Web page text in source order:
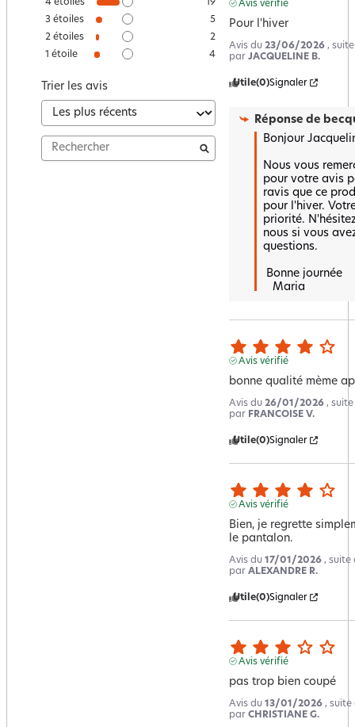
4 étoiles
19
3 étoiles
5
2 étoiles
2
1 étoile 4
Trier les avis
Avis vérifié
Pour l'hiver
Avis du 23/06/2026 ,
par JACQUELINE B.
Utile(0)Signaler
Réponse de
Bonjour
Nous vous
pour votre avis
ravis que ce
pour l'hiver.
priorité.
nous si vous
questions.
   Maria
Avis vérifié
bonne qualité mème
Avis du 26/01/2026 ,
par FRANCOISE V.
Utile(0)Signaler
Avis vérifié
Bien, je regrette
le pantalon.
Avis du 17/01/2026 , suite
par ALEXANDRE R.
Utile(0)Signaler
Avis vérifié
pas trop bien coupé
Avis du 13/01/2026 , suite
par CHRISTIANE G.